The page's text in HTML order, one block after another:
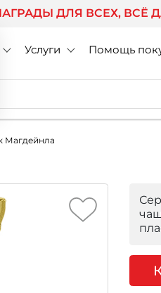
ДЛЯ ВСЕХ, ВСЁ
Услуги Помощь
Магдейнла